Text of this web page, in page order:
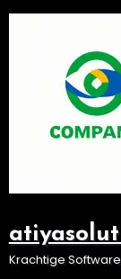
Ga
Krachtige